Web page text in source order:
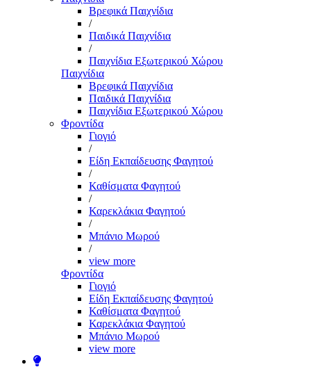
Βρεφικά Παιχνίδια
/
Παιδικά Παιχνίδια
/
Παιχνίδια Εξωτερικού Χώρου
Παιχνίδια
Βρεφικά Παιχνίδια
Παιδικά Παιχνίδια
Παιχνίδια Εξωτερικού Χώρου
Φροντίδα
Γιογιό
/
Είδη Εκπαίδευσης Φαγητού
/
Καθίσματα Φαγητού
/
Καρεκλάκια Φαγητού
/
Μπάνιο Μωρού
/
view more
Φροντίδα
Γιογιό
Είδη Εκπαίδευσης Φαγητού
Καθίσματα Φαγητού
Καρεκλάκια Φαγητού
Μπάνιο Μωρού
view more